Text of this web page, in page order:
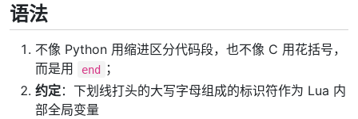
语法
不像 Python 用缩进区分代码段，也不像 C 用花括号，
而是用
end ；
约定：下划线打头的大写字母组成的标识符作为 Lua 内
部全局变量